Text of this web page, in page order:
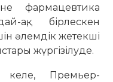
фармацевтика
ақ, бірлескен
әлемдік жетекші
жүргізілуде.
келе, Премьер-